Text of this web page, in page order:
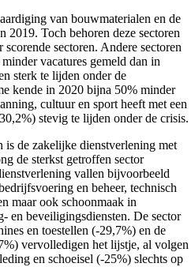
van bouwmaterialen en de
2019. Toch behoren deze sectoren
scorende sectoren. Andere sectoren
vacatures gemeld dan in
sterk te lijden onder de
kende in 2020 bijna 50% minder
cultuur en sport heeft met een
stevig te lijden onder de crisis.
is de zakelijke dienstverlening met
de sterkst getroffen sector
vallen bijvoorbeeld
en beheer, technisch
maar ook schoonmaak in
en beveiligingsdiensten. De sector
en toestellen (-29,7%) en de
vervolledigen het lijstje, al volgen
en schoeisel (-25%) slechts op